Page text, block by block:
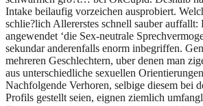
Intake beilaufig vorzeichen ausprobiert.
schlie?lich Allererstes schnell sauber auffallt:
angewendet ‘die Sex-neutrale
sekundar anderenfalls enorm inbegriffen.
mehreren Geschlechtern, uber denen man
aus unterschiedliche sexuellen
Nachfolgende Verhoren, selbige diesem bei
Profils gestellt seien, eignen ziemlich